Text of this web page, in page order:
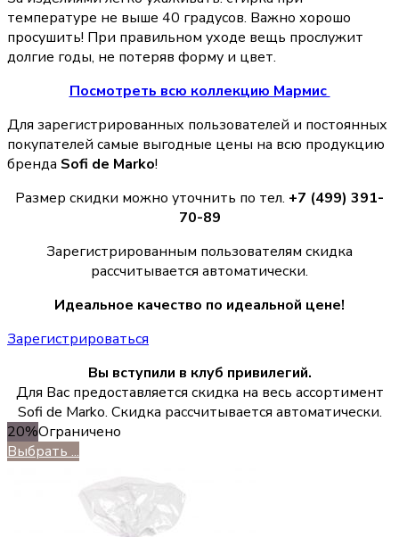
температуре не выше 40 градусов. Важно хорошо
просушить! При правильном уходе вещь прослужит
долгие годы, не потеряв форму и цвет.
Посмотреть всю коллекцию Мармис
Для зарегистрированных пользователей и постоянных
покупателей самые выгодные цены на всю продукцию
бренда Sofi de Marko!
Размер скидки можно уточнить по тел. +7 (499) 391-
70-89
Зарегистрированным пользователям скидка
рассчитывается автоматически.
Идеальное качество по идеальной цене!
Зарегистрироваться
Вы вступили в клуб привилегий.
Для Вас предоставляется скидка на весь ассортимент
Sofi de Marko. Скидка рассчитывается автоматически.
20%Ограничено
Выбрать ...